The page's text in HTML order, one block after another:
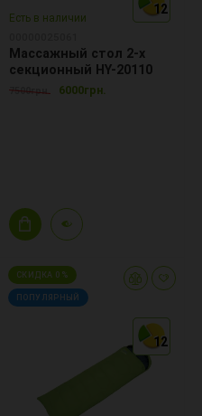
12
12
12
Есть в наличии
Массажный стол 2-х
секционный HY-20110
7500грн. 6000грн.
12
12
12
СКИДКА 0 %
ПОПУЛЯРНЫЙ